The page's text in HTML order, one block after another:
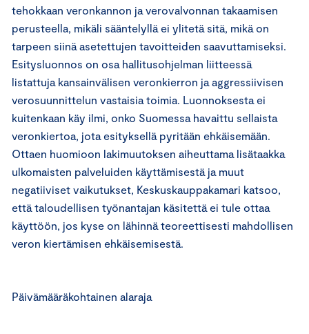
tehokkaan veronkannon ja verovalvonnan takaamisen
perusteella, mikäli sääntelyllä ei ylitetä sitä, mikä on
tarpeen siinä asetettujen tavoitteiden saavuttamiseksi.
Esitysluonnos on osa hallitusohjelman liitteessä
listattuja kansainvälisen veronkierron ja aggressiivisen
verosuunnittelun vastaisia toimia. Luonnoksesta ei
kuitenkaan käy ilmi, onko Suomessa havaittu sellaista
veronkiertoa, jota esityksellä pyritään ehkäisemään.
Ottaen huomioon lakimuutoksen aiheuttama lisätaakka
ulkomaisten palveluiden käyttämisestä ja muut
negatiiviset vaikutukset, Keskuskauppakamari katsoo,
että taloudellisen työnantajan käsitettä ei tule ottaa
käyttöön, jos kyse on lähinnä teoreettisesti mahdollisen
veron kiertämisen ehkäisemisestä.
Päivämääräkohtainen alaraja